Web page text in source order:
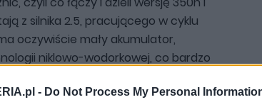
- Do Not Process My Personal
z silnika 2.5, pracującego w cyklu
oczywiście mały akumulator,
niklowo-wodorkowej, co bardzo
tego ważącego nieco